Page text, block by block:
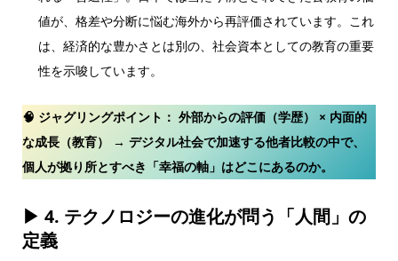
値が、格差や分断に悩む海外から再評価されています。これ
は、経済的な豊かさとは別の、社会資本としての教育の重要
性を示唆しています。
🧠 ジャグリングポイント： 外部からの評価（学歴） × 内面的
な成長（教育） → デジタル社会で加速する他者比較の中で、
個人が拠り所とすべき「幸福の軸」はどこにあるのか。
▶ 4. テクノロジーの進化が問う「人間」の
定義